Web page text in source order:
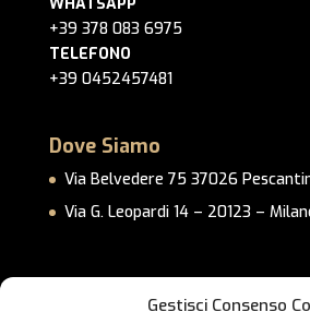
Gestisci Consenso
+39 378 083 6975
TELEFONO
+39 0452457481
Dove Siamo
Via Belvedere 75 37026
Via G. Leopardi 14 – 20123 –